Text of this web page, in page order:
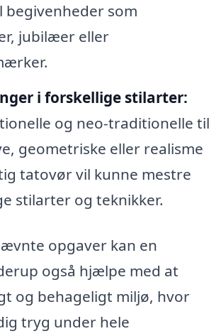
begivenheder som
jubilæer eller
i forskellige stilarter:
og neo-traditionelle til
geometriske eller realisme
tatovør vil kunne mestre
stilarter og teknikker.
opgaver kan en
også hjælpe med at
og behageligt miljø, hvor
tryg under hele